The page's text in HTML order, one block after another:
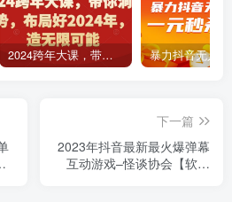
2024跨年大课，​带你洞察趋势，布局好2024年，创造无限可能
下一篇
2023年抖音最新最火爆弹幕
互动游戏–怪谈协会【软件